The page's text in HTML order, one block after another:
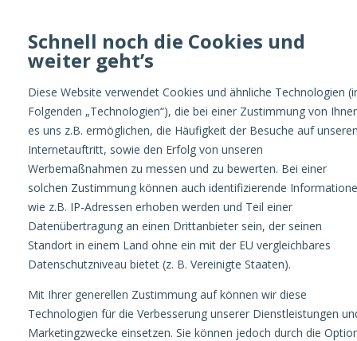
Schnell noch die Cookies und
weiter geht’s
Diese Website verwendet Cookies und ähnliche Technologien
Folgenden „Technologien“), die bei einer Zustimmung von
es uns z.B. ermöglichen, die Häufigkeit der Besuche auf
Internetauftritt, sowie den Erfolg von unseren
Werbemaßnahmen zu messen und zu bewerten. Bei einer
solchen Zustimmung können auch identifizierende
wie z.B. IP-Adressen erhoben werden und Teil einer
Datenübertragung an einen Drittanbieter sein, der seinen
Standort in einem Land ohne ein mit der EU vergleichbares
Datenschutzniveau bietet (z. B. Vereinigte Staaten).
Mit Ihrer generellen Zustimmung auf können wir diese
Technologien für die Verbesserung unserer Dienstleistungen
Marketingzwecke einsetzen. Sie können jedoch durch die
Optimize
AUTOR:NINA
HELL